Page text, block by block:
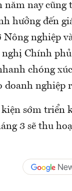
nay cũng
hưởng đến
nghiệp
Chính
chóng
nghiệp
sớm triển
3 sẽ thu